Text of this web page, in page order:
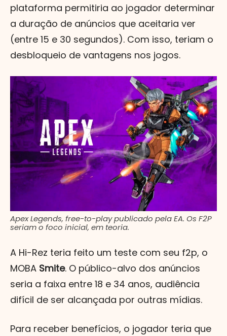
plataforma permitiria ao jogador determinar
a duração de anúncios que aceitaria ver
(entre 15 e 30 segundos). Com isso, teriam o
desbloqueio de vantagens nos jogos.
Apex Legends, free-to-play publicado pela EA. Os F2P
seriam o foco inicial, em teoria.
A Hi-Rez teria feito um teste com seu f2p, o
MOBA Smite. O público-alvo dos anúncios
seria a faixa entre 18 e 34 anos, audiência
difícil de ser alcançada por outras mídias.
Para receber benefícios, o jogador teria que